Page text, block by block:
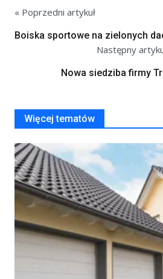
« Poprzedni artykuł
Boiska sportowe na zielonych
Następny
Nowa siedziba firmy
Więcej tematów